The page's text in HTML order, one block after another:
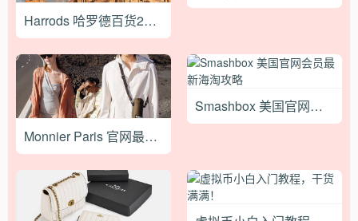
Harrods 哈罗德百货2021最新海淘下单攻略
Monnier Paris 官网最新海淘下单攻略
Smashbox 美国官网会员最新海淘攻略